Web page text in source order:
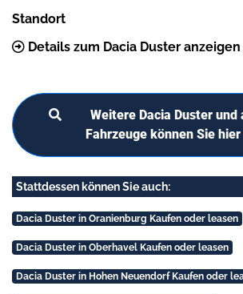
Standort
Details zum Dacia Duster anzeigen
Weitere Dacia Duster und
Fahrzeuge können Sie
Stattdessen können Sie auch:
Dacia Duster in Oranienburg Kaufen oder leasen
Dacia Duster in Oberhavel Kaufen oder leasen
Dacia Duster in Hohen Neuendorf Kaufen oder